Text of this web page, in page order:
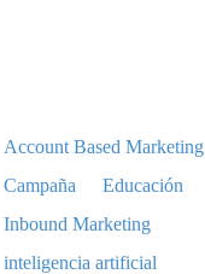
Account Based Marketing
Campaña
Educación
Inbound Marketing
inteligencia artificial